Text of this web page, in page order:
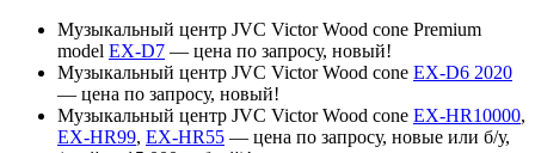
Музыкальный центр JVC Victor Wood cone Premium
model EX-D7 — цена по запросу, новый!
Музыкальный центр JVC Victor Wood cone EX-D6 2020
— цена по запросу, новый!
Музыкальный центр JVC Victor Wood cone EX-HR10000,
EX-HR99, EX-HR55 — цена по запросу, новые или б/у,